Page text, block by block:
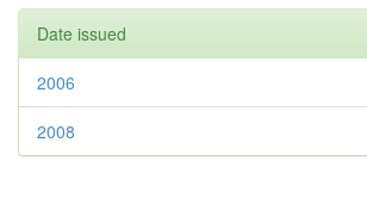
Date issued
2006
2008